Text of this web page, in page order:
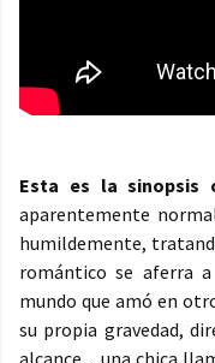
Esta es la
aparentemente
humildemente,
romántico se aferra
mundo que amó en
su propia gravedad,